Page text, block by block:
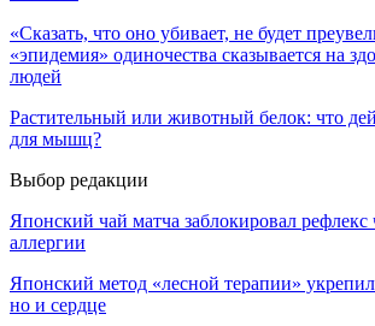
«Сказать, что оно убивает, не будет
«эпидемия» одиночества сказывается на
людей
Растительный или животный белок: что
для мышц?
Выбор редакции
Японский чай матча заблокировал
аллергии
Японский метод «лесной терапии»
но и сердце